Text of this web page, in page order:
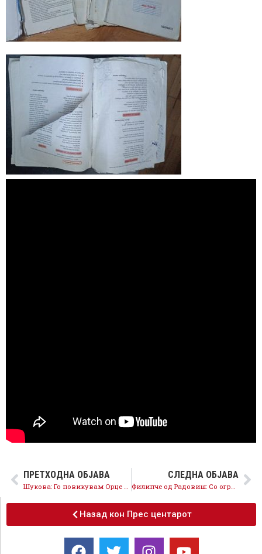
ПРЕТХОДНА ОБЈАВА СЛЕДНА ОБЈАВА
Назад кон Прес центарот